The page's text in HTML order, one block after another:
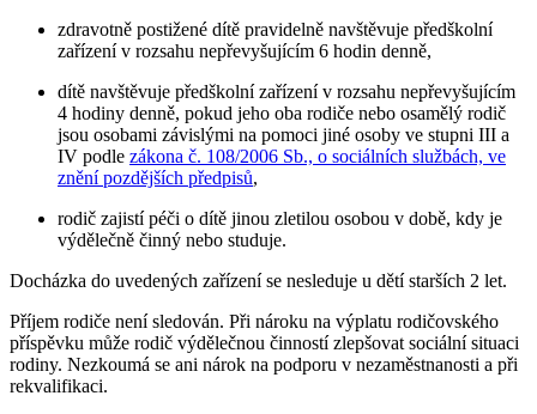
zdravotně postižené dítě pravidelně navštěvuje předškolní
zařízení v rozsahu nepřevyšujícím 6 hodin denně,
dítě navštěvuje předškolní zařízení v rozsahu nepřevyšujícím
4 hodiny denně, pokud jeho oba rodiče nebo osamělý rodič
jsou osobami závislými na pomoci jiné osoby ve stupni III a
IV podle zákona č. 108/2006 Sb., o sociálních službách, ve
znění pozdějších předpisů,
rodič zajistí péči o dítě jinou zletilou osobou v době, kdy je
výdělečně činný nebo studuje.
Docházka do uvedených zařízení se nesleduje u dětí starších 2 let.
Příjem rodiče není sledován. Při nároku na výplatu rodičovského
příspěvku může rodič výdělečnou činností zlepšovat sociální situaci
rodiny. Nezkoumá se ani nárok na podporu v nezaměstnanosti a při
rekvalifikaci.